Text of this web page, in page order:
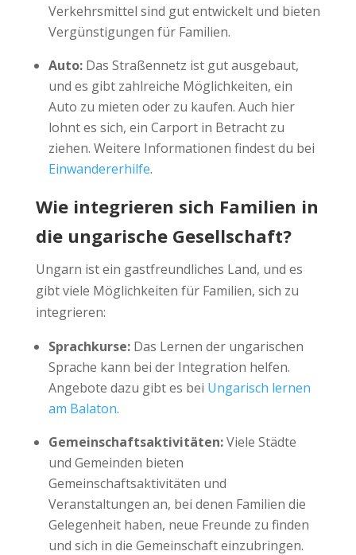
Verkehrsmittel sind gut entwickelt und bieten
Vergünstigungen für Familien.
Auto:Das Straßennetz ist gut ausgebaut,
und es gibt zahlreiche Möglichkeiten, ein
Auto zu mieten oder zu kaufen. Auch hier
lohnt es sich, ein Carport in Betracht zu
ziehen. Weitere Informationen findest du bei
Einwandererhilfe.
Wie integrieren sich Familien in
die ungarische Gesellschaft?
Ungarn ist ein gastfreundliches Land, und es
gibt viele Möglichkeiten für Familien, sich zu
integrieren:
Sprachkurse:Das Lernen der ungarischen
Sprache kann bei der Integration helfen.
Angebote dazu gibt es bei Ungarisch lernen
am Balaton.
Gemeinschaftsaktivitäten:Viele Städte
und Gemeinden bieten
Gemeinschaftsaktivitäten und
Veranstaltungen an, bei denen Familien die
Gelegenheit haben, neue Freunde zu finden
und sich in die Gemeinschaft einzubringen.